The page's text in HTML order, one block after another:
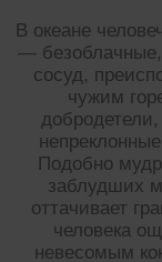
В океане
—
сосуд,
чужим
Подобно
заблудших
оттачивает
человека
невесомым